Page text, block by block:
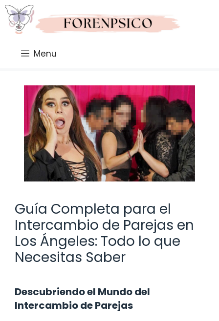
Saltar
al
contenido
Menu
Guía Completa para el
Intercambio de Parejas en
Los Ángeles: Todo lo que
Necesitas Saber
Descubriendo el Mundo del
Intercambio de Parejas